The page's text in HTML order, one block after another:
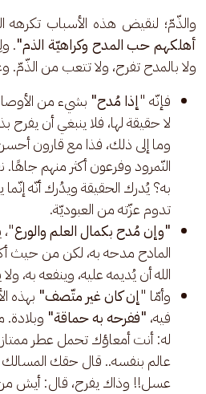
والذّمّ؛ لنقيض هذه الأسباب
أهلكهم حب المدح وكراهيّة الذم".
ولا بالمدح تفرح، ولا تتعب من الذّمّ.
فإنّه "إذا مُدح" بشيء من
لا حقيقة لها، فلا ينبغي أن
وما إلى ذلك، فذا مع قارون
النّمرود وفرعون أكثر منهم
به؟ يُدرك الحقيقة ويدُرك أنّه
تدوم عزّته من العبوديّة.
"وإن مُدح بكمال العلم والورع
المادح مدحه به، لكن من حيث
الله أن يُديمه عليه، وينفعه به،
وأمّا "إن كان غير متّصف" بهذه
فيه، "ففرحه به حماقة"
له: أنت أمعاؤك تحمل عطر
عالم بنفسه.. قال حقك المسالك
عسل!! وذاك يفرح، قال: أيش من